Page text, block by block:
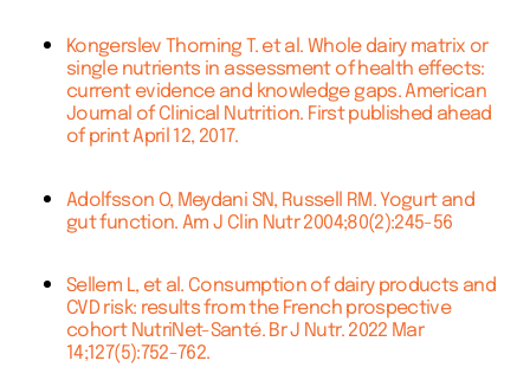
Kongerslev Thorning T. et al. Whole dairy matrix or
single nutrients in assessment of health effects:
current evidence and knowledge gaps. American
Journal of Clinical Nutrition. First published ahead
of print April 12, 2017.
Adolfsson O, Meydani SN, Russell RM. Yogurt and
gut function. Am J Clin Nutr 2004;80(2):245-56
Sellem L, et al. Consumption of dairy products and
CVD risk: results from the French prospective
cohort NutriNet-Santé. Br J Nutr. 2022 Mar
14;127(5):752-762.